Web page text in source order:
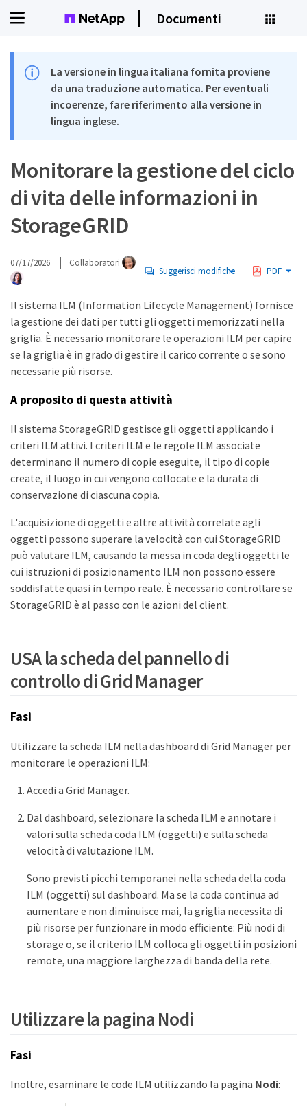
Documenti
La versione in lingua italiana fornita proviene
da una traduzione automatica. Per eventuali
incoerenze, fare riferimento alla versione in
lingua inglese.
Monitorare la gestione del ciclo
di vita delle informazioni in
StorageGRID
07/17/2026 Collaboratori
Suggerisci modifiche PDF
Il sistema ILM (Information Lifecycle Management) fornisce
la gestione dei dati per tutti gli oggetti memorizzati nella
griglia. È necessario monitorare le operazioni ILM per capire
se la griglia è in grado di gestire il carico corrente o se sono
necessarie più risorse.
A proposito di questa attività
Il sistema StorageGRID gestisce gli oggetti applicando i
criteri ILM attivi. I criteri ILM e le regole ILM associate
determinano il numero di copie eseguite, il tipo di copie
create, il luogo in cui vengono collocate e la durata di
conservazione di ciascuna copia.
L'acquisizione di oggetti e altre attività correlate agli
oggetti possono superare la velocità con cui StorageGRID
può valutare ILM, causando la messa in coda degli oggetti le
cui istruzioni di posizionamento ILM non possono essere
soddisfatte quasi in tempo reale. È necessario controllare se
StorageGRID è al passo con le azioni del client.
USA la scheda del pannello di
controllo di Grid Manager
Fasi
Utilizzare la scheda ILM nella dashboard di Grid Manager per
monitorare le operazioni ILM:
Accedi a Grid Manager.
Dal dashboard, selezionare la scheda ILM e annotare i
valori sulla scheda coda ILM (oggetti) e sulla scheda
velocità di valutazione ILM.
Sono previsti picchi temporanei nella scheda della coda
ILM (oggetti) sul dashboard. Ma se la coda continua ad
aumentare e non diminuisce mai, la griglia necessita di
più risorse per funzionare in modo efficiente: Più nodi di
storage o, se il criterio ILM colloca gli oggetti in posizioni
remote, una maggiore larghezza di banda della rete.
Utilizzare la pagina Nodi
Fasi
Inoltre, esaminare le code ILM utilizzando la pagina Nodi: